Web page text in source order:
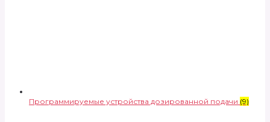
Программируемые устройства дозированной подачи (9)